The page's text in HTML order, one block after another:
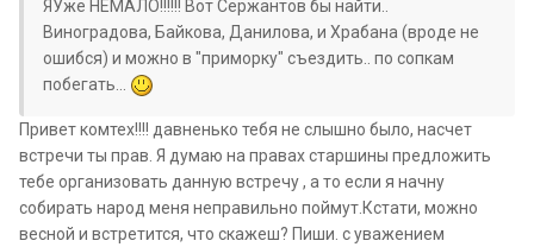
ЯУже НЕМАЛО!!!!!! Вот Сержантов бы найти..
Виноградова, Байкова, Данилова, и Храбана (вроде не
ошибся) и можно в "приморку" съездить.. по сопкам
побегать...
Привет комтех!!!! давненько тебя не слышно было, насчет
встречи ты прав. Я думаю на правах старшины предложить
тебе организовать данную встречу , а то если я начну
собирать народ меня неправильно поймут.Кстати, можно
весной и встретится, что скажеш? Пиши. с уважением